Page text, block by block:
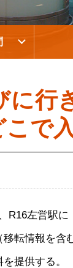
に行
で
左営駅
転情報を含
提供する。